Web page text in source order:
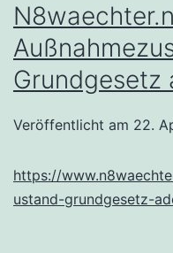
Grundgesetz
Veröffentlicht am 22.
https://
ustand-grundgesetz-